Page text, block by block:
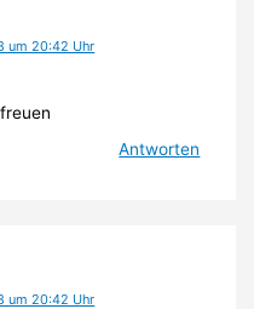
um 20:42 Uhr
Antworten
um 20:42 Uhr